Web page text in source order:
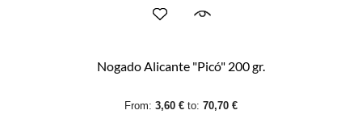
Nogado Alicante "Picó" 200 gr.
From: 3,60 € to: 70,70 €